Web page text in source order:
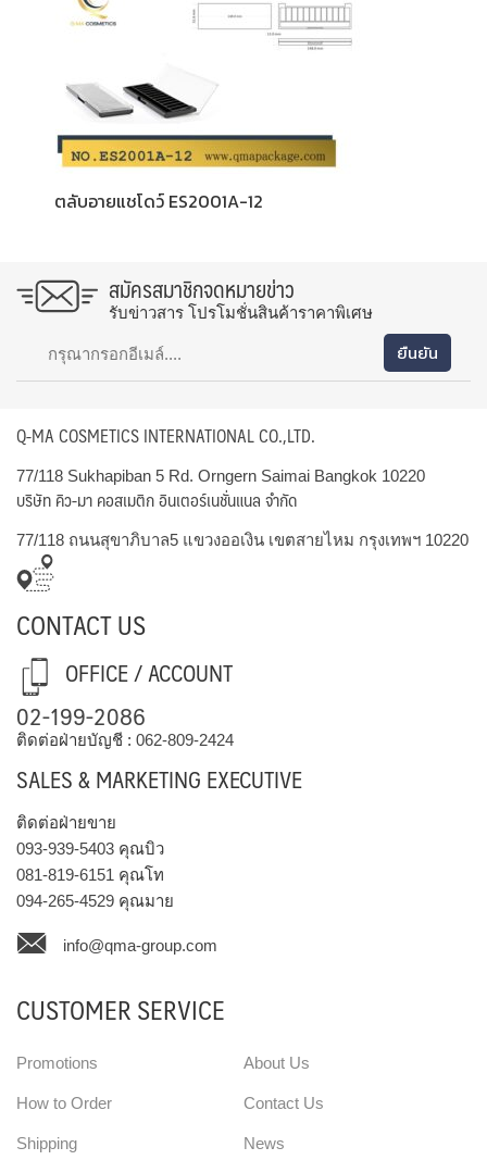
ตลับอายแชโดว์ ES2001A-12
สมัครสมาชิกจดหมายข่าว
รับข่าวสาร โปรโมชั่นสินค้าราคาพิเศษ
Q-MA COSMETICS INTERNATIONAL CO.,LTD.
77/118 Sukhapiban 5 Rd. Orngern Saimai Bangkok 10220
บริษัท คิว-มา คอสเมติก อินเตอร์เนชั่นแนล จำกัด
77/118 ถนนสุขาภิบาล5 แขวงออเงิน เขตสายไหม กรุงเทพฯ 10220
CONTACT US
OFFICE / ACCOUNT
02-199-2086
ติดต่อฝ่ายบัญชี : 062-809-2424
SALES & MARKETING EXECUTIVE
ติดต่อฝ่ายขาย
093-939-5403 คุณบิว
081-819-6151 คุณโท
094-265-4529 คุณมาย
info@qma-group.com
CUSTOMER SERVICE
Promotions
How to Order
Shipping
About Us
Contact Us
News